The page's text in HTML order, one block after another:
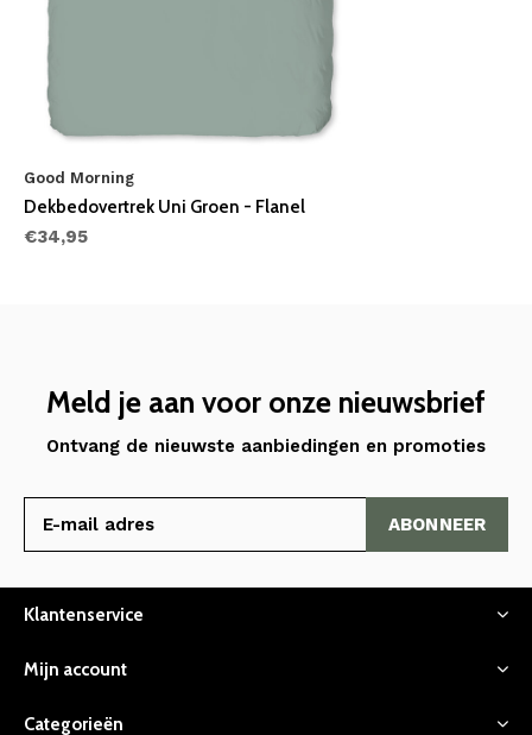
Good Morning
Dekbedovertrek Uni Groen - Flanel
€34,95
Meld je aan voor onze nieuwsbrief
Ontvang de nieuwste aanbiedingen en promoties
ABONNEER
Klantenservice
Mijn account
Categorieën